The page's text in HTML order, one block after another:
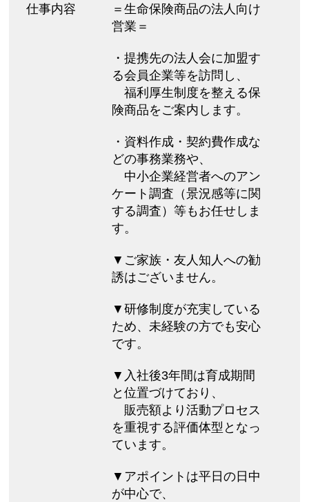
仕事内容
＝生命保険商品の法人向け
営業＝
・提携先の法人会に加盟す
る会員企業等を訪問し、
福利厚生制度を整える保
険商品をご案内します。
・資料作成・契約費作成な
どの事務業務や、
中小企業経営者へのアン
ケート調査（景況感等に関
する調査）等もお任せしま
す。
▼ご家族・友人知人への勧
誘はございません。
▼研修制度が充実している
ため、未経験の方でも安心
です。
▼入社後3年間は育成期間
と位置づけており、
販売額より活動プロセス
を重視する評価体型となっ
ています。
▼アポイントは平日の日中
が中心で、